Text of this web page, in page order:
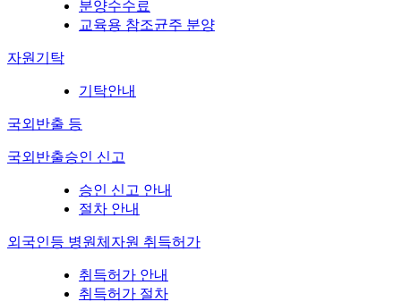
분양수수료
교육용 참조균주 분양
자원기탁
기탁안내
국외반출 등
국외반출승인 신고
승인 신고 안내
절차 안내
외국인등 병원체자원 취득허가
취득허가 안내
취득허가 절차